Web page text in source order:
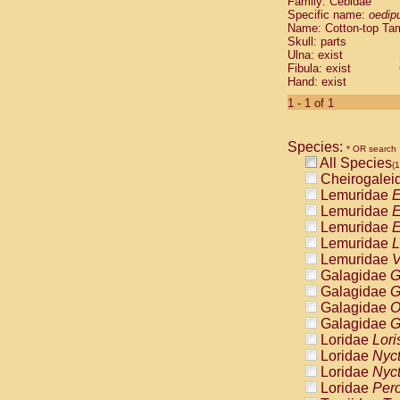
Cebidae
Cebidae
Cebidae
Cebidae
Cebidae
Cebidae
Cebidae
Cebidae
Cebidae
Cebidae
Cebidae
Cebidae
Atelidae
Atelidae
Atelidae
Atelidae
Atelidae
Atelidae
Atelidae
Atelidae
Atelidae
Atelidae
Pitheciidae
Specific name:
Name: Cotton-top
Skull: parts
Ulna: exist
Fibula: exist
Hand: exist
1 - 1 of 1
Species: * OR search
All Species
Lemuridae
Lemuridae
Lemuridae
Lemuridae
Lemuridae
Galagidae
Galagidae
Galagidae
Galagidae
Loridae
Loridae
Loridae
Loridae